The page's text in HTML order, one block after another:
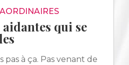
qui se
à ça. Pas venant de